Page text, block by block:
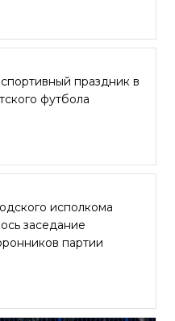
праздник в
футбола
исполкома
заседание
партии